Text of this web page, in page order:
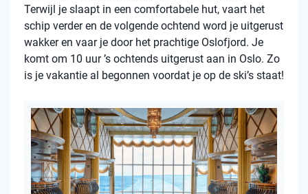
Terwijl je slaapt in een comfortabele hut, vaart het
schip verder en de volgende ochtend word je uitgerust
wakker en vaar je door het prachtige Oslofjord. Je
komt om 10 uur ’s ochtends uitgerust aan in Oslo. Zo
is je vakantie al begonnen voordat je op de ski’s staat!